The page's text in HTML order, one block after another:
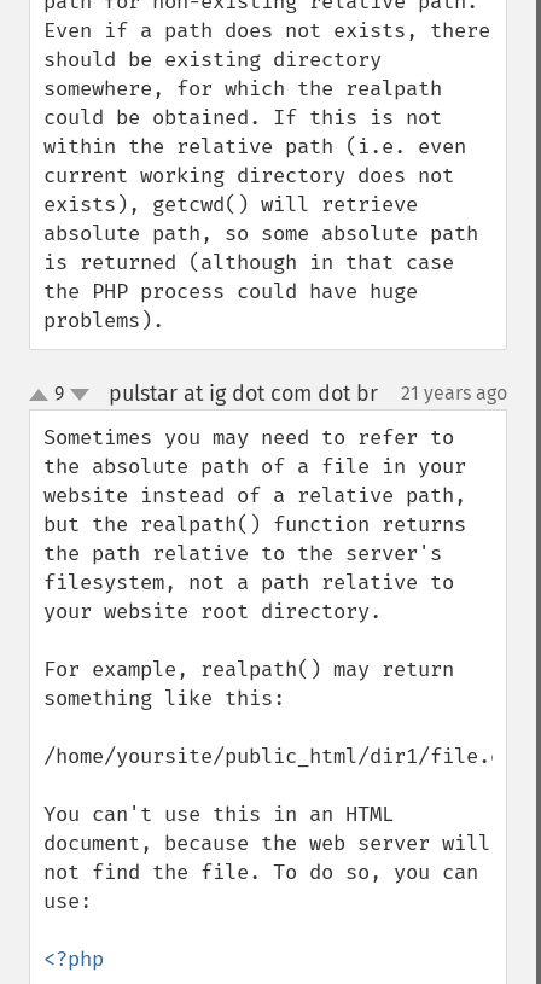
Even if a path does not exists, there
should be existing directory
somewhere, for which the realpath
could be obtained. If this is not
within the relative path (i.e. even
current working directory does not
exists), getcwd() will retrieve
absolute path, so some absolute path
is returned (although in that case
the PHP process could have huge
problems).
up
down
9 pulstar at ig dot com dot br¶ 21 years ago
Sometimes you may need to refer to
the absolute path of a file in your
website instead of a relative path,
but the realpath() function returns
the path relative to the server's
filesystem, not a path relative to
your website root directory.
For example, realpath() may return
something like this:
/home/yoursite/public_html/dir1/file.ext
You can't use this in an HTML
document, because the web server will
not find the file. To do so, you can
use:
<?php